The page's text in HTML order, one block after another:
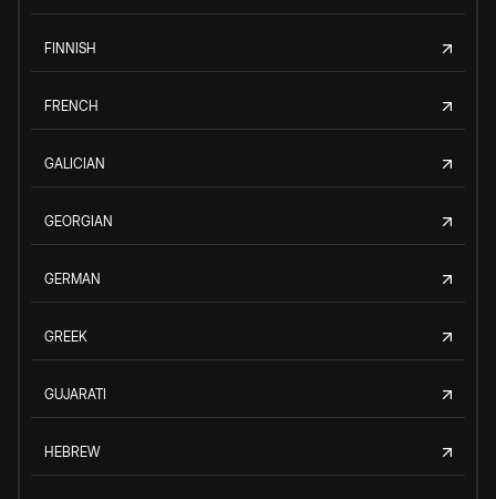
FINNISH
FRENCH
GALICIAN
GEORGIAN
GERMAN
GREEK
GUJARATI
HEBREW